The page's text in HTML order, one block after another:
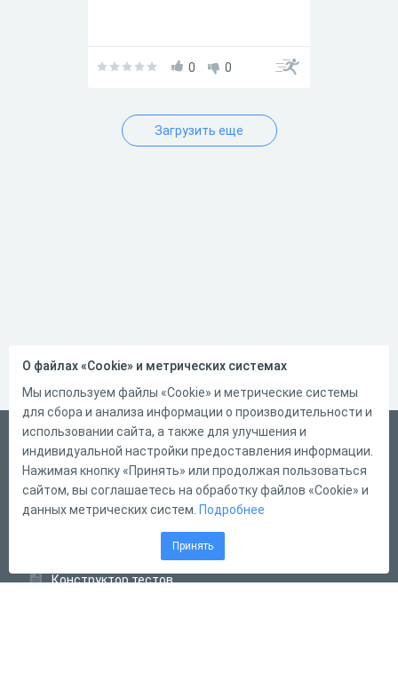
0 0
Загрузить еще
Русский
Справка
Форма обратной связи
Конструктор тестов
О файлах «Cookie» и метрических системах
Мы используем файлы «Cookie» и метрические системы
для сбора и анализа информации о производительности и
использовании сайта, а также для улучшения и
индивидуальной настройки предоставления информации.
Нажимая кнопку «Принять» или продолжая пользоваться
сайтом, вы соглашаетесь на обработку файлов «Cookie» и
данных метрических систем. Подробнее
Принять